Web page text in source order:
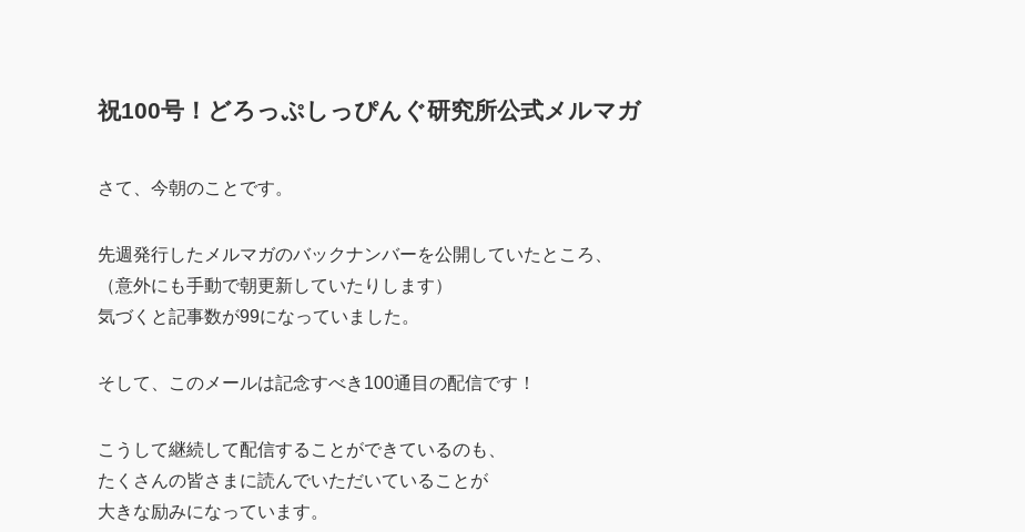
祝100号！どろっぷしっぴんぐ研究所公式メルマガ
さて、今朝のことです。
先週発行したメルマガのバックナンバーを公開していたところ、
（意外にも手動で朝更新していたりします）
気づくと記事数が99になっていました。
そして、このメールは記念すべき100通目の配信です！
こうして継続して配信することができているのも、
たくさんの皆さまに読んでいただいていることが
大きな励みになっています。